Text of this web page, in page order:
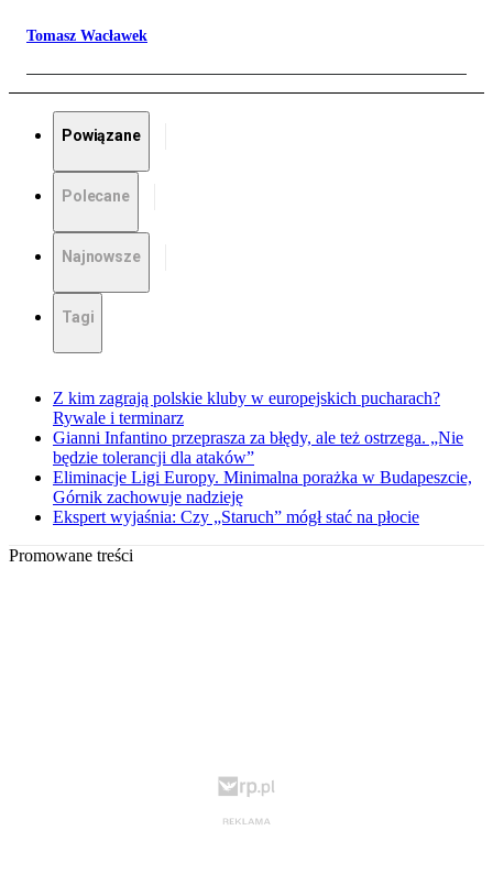
Tomasz Wacławek
Powiązane
Polecane
Najnowsze
Tagi
Z kim zagrają polskie kluby w europejskich pucharach?
Rywale i terminarz
Gianni Infantino przeprasza za błędy, ale też ostrzega. „Nie
będzie tolerancji dla ataków”
Eliminacje Ligi Europy. Minimalna porażka w Budapeszcie,
Górnik zachowuje nadzieję
Ekspert wyjaśnia: Czy „Staruch” mógł stać na płocie
Promowane treści